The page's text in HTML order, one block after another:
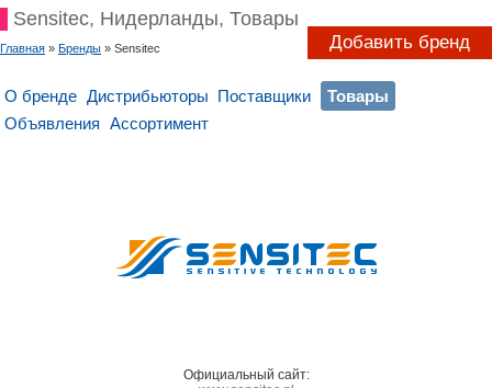
Sensitec, Нидерланды, Товары
Главная » Бренды » Sensitec Добавить бренд
О бренде Дистрибьюторы Поставщики
Товары
Объявления Ассортимент
Официальный сайт: